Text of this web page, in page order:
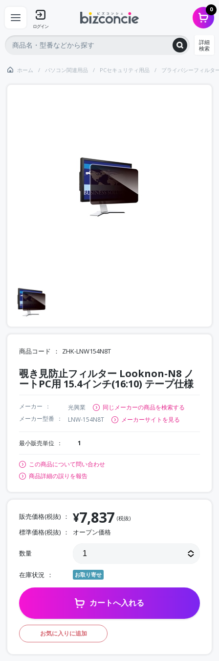
ログイン
0
詳細
検索
ホーム パソコン関連用品 PCセキュリティ用品 プライバシーフィルタ
商品コード ZHK-LNW154N8T
覗き見防止フィルター Looknon-N8 ノ
ートPC用 15.4インチ(16:10) テープ仕様
メーカー 光興業
同じメーカーの商品を検索する
メーカー型番
LNW-154N8T メーカーサイトを見る
最小販売単位 1
この商品について問い合わせ
商品詳細の誤りを報告
販売価格(税抜) ¥7,837 (税抜)
標準価格(税抜) オープン価格
数量
在庫状況 お取り寄せ
カートへ入れる
お気に入りに追加